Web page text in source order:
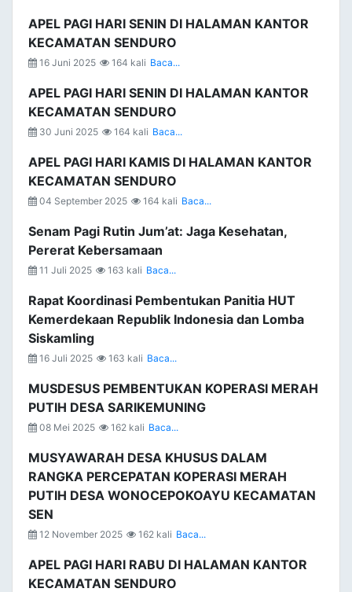
APEL PAGI HARI SENIN DI HALAMAN KANTOR
KECAMATAN SENDURO
16 Juni 2025 164 kali Baca...
APEL PAGI HARI SENIN DI HALAMAN KANTOR
KECAMATAN SENDURO
30 Juni 2025 164 kali Baca...
APEL PAGI HARI KAMIS DI HALAMAN KANTOR
KECAMATAN SENDURO
04 September 2025 164 kali Baca...
Senam Pagi Rutin Jum’at: Jaga Kesehatan,
Pererat Kebersamaan
11 Juli 2025 163 kali Baca...
Rapat Koordinasi Pembentukan Panitia HUT
Kemerdekaan Republik Indonesia dan Lomba
Siskamling
16 Juli 2025 163 kali Baca...
MUSDESUS PEMBENTUKAN KOPERASI MERAH
PUTIH DESA SARIKEMUNING
08 Mei 2025 162 kali Baca...
MUSYAWARAH DESA KHUSUS DALAM
RANGKA PERCEPATAN KOPERASI MERAH
PUTIH DESA WONOCEPOKOAYU KECAMATAN
SEN
12 November 2025 162 kali Baca...
APEL PAGI HARI RABU DI HALAMAN KANTOR
KECAMATAN SENDURO